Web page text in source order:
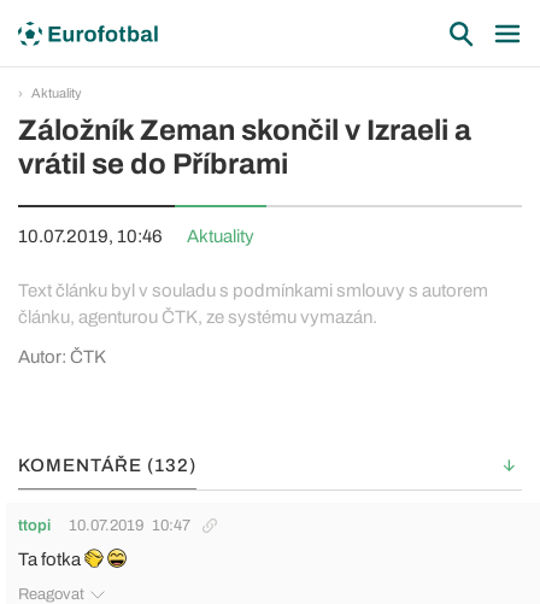
Aktuality
Záložník Zeman skončil v Izraeli a
vrátil se do Příbrami
10.07.2019, 10:46 Aktuality
Text článku byl v souladu s podmínkami smlouvy s autorem
článku, agenturou ČTK, ze systému vymazán.
Autor: ČTK
KOMENTÁŘE (132)
ttopi 10.07.2019 10:47
Ta fotka
Reagovat